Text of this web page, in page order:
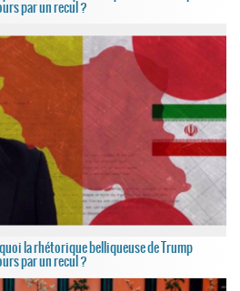
par un recul ?
la rhétorique belliqueuse de Trump
par un recul ?